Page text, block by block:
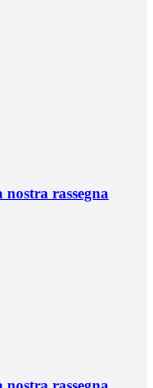
rassegna